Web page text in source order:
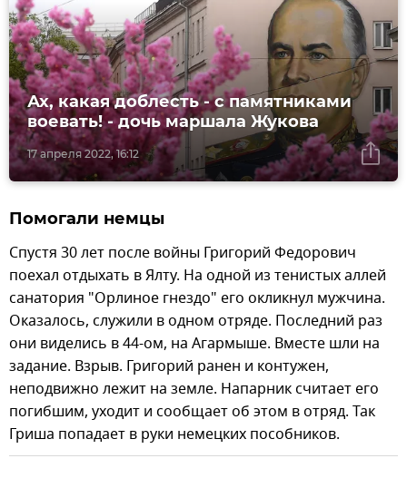
17 апреля 2022, 16:12
Ах, какая доблесть - с памятниками
воевать! - дочь маршала Жукова
Помогали немцы
Спустя 30 лет после войны Григорий Федорович
поехал отдыхать в Ялту. На одной из тенистых аллей
санатория "Орлиное гнездо" его окликнул мужчина.
Оказалось, служили в одном отряде. Последний раз
они виделись в 44-ом, на Агармыше. Вместе шли на
задание. Взрыв. Григорий ранен и контужен,
неподвижно лежит на земле. Напарник считает его
погибшим, уходит и сообщает об этом в отряд. Так
Гриша попадает в руки немецких пособников.